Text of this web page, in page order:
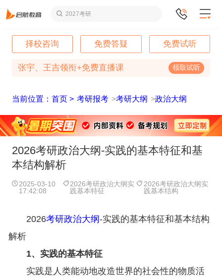
2027考研
择校咨询 免费答疑 免费试听
张宇、王吉领衔+免费直播课 领取试听
当前位置：首页 > 考研报考 >考研大纲 >政治大纲
2026考研政治大纲-实践的基本特征和基
本结构解析
2025-03-10
17:42:08
2026考研政治大纲实
践基本特征
2026考研政治大纲实
践基本结构
2026考研政治大纲-实践的基本特征和基本结构
解析
1、实践的基本特征
实践是人类能动地改造世界的社会性的物质活